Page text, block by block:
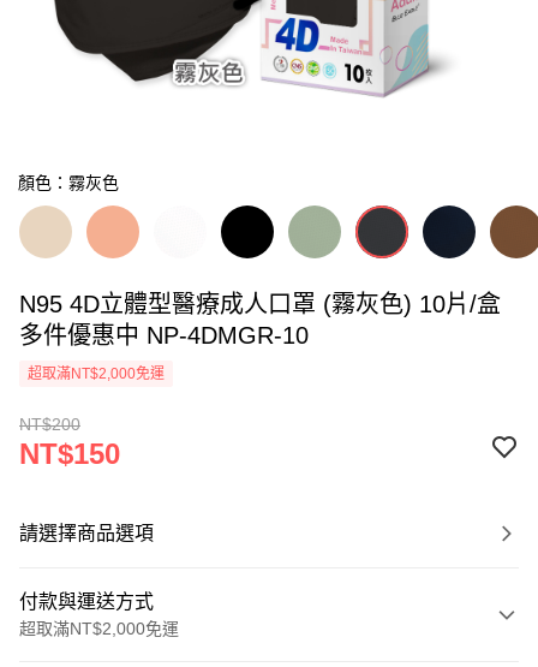
顏色：霧灰色
N95 4D立體型醫療成人口罩 (霧灰色) 10片/盒
多件優惠中 NP-4DMGR-10
超取滿NT$2,000免運
NT$200
NT$150
請選擇商品選項
付款與運送方式
超取滿NT$2,000免運